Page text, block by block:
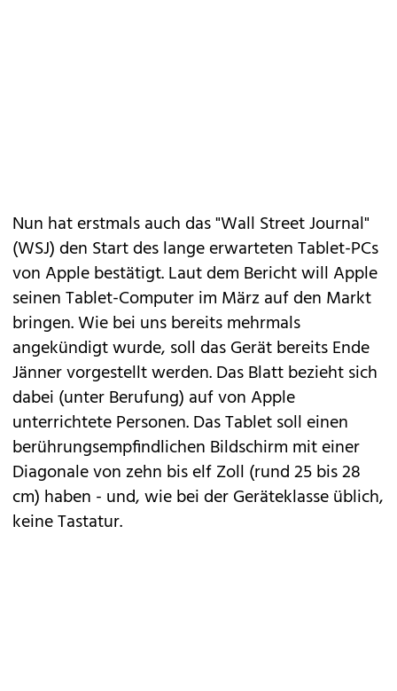
Nun hat erstmals auch das "Wall Street Journal"
(WSJ) den Start des lange erwartetenTablet-PCs
von Applebestätigt. Laut dem Bericht will Apple
seinen Tablet-Computer im März auf den Markt
bringen. Wie bei uns bereits mehrmals
angekündigt wurde, soll das Gerät bereits Ende
Jänner vorgestellt werden. Das Blatt bezieht sich
dabei (unter Berufung) auf von Apple
unterrichtete Personen. Das Tablet soll einen
berührungsempfindlichen Bildschirm mit einer
Diagonale von zehn bis elf Zoll (rund 25 bis 28
cm) haben - und, wie bei der Geräteklasse üblich,
keine Tastatur.